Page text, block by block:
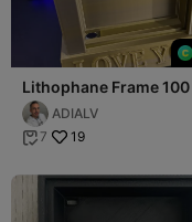
Lithophane Frame 100
150 ADIALV
 7 19